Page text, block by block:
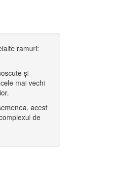
ramuri:
şi
mai vechi
acest
de